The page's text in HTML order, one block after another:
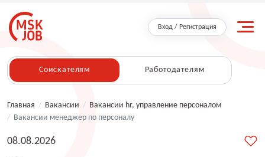
Вход / Регистрация
Соискателям Работодателям
Главная / Вакансии / Вакансии hr, управление персоналом
/ Вакансии менеджер по персоналу
08.08.2026